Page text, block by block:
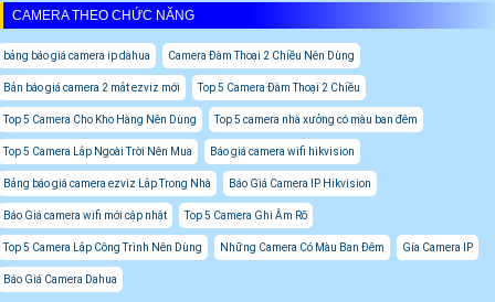
CAMERA THEO CHỨC NĂNG
bảng báo giá camera ip dahua Camera Đàm Thoại 2 Chiều Nên Dùng
Bản báo giá camera 2 mắt ezviz mới Top 5 Camera Đàm Thoại 2 Chiều
Top 5 Camera Cho Kho Hàng Nên Dùng Top 5 camera nhà xưởng có màu ban đêm
Top 5 Camera Lắp Ngoài Trời Nên Mua Báo giá camera wifi hikvision
Bảng báo giá camera ezviz Lắp Trong Nhà Báo Giá Camera IP Hikvision
Báo Giá camera wifi mới cập nhật Top 5 Camera Ghi Âm Rõ
Top 5 Camera Lắp Công Trình Nên Dùng Những Camera Có Màu Ban Đêm Gía Camera IP
Báo Giá Camera Dahua